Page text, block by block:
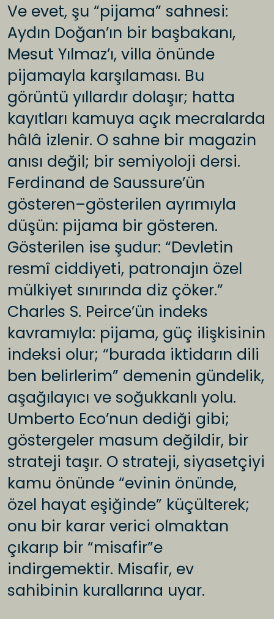
Ve evet, şu “pijama” sahnesi:
Aydın Doğan’ın bir başbakanı,
Mesut Yılmaz’ı, villa önünde
pijamayla karşılaması. Bu
görüntü yıllardır dolaşır; hatta
kayıtları kamuya açık mecralarda
hâlâ izlenir. O sahne bir magazin
anısı değil; bir semiyoloji dersi.
Ferdinand de Saussure’ün
gösteren–gösterilen ayrımıyla
düşün: pijama bir gösteren.
Gösterilen ise şudur: “Devletin
resmî ciddiyeti, patronajın özel
mülkiyet sınırında diz çöker.”
Charles S. Peirce’ün indeks
kavramıyla: pijama, güç ilişkisinin
indeksi olur; “burada iktidarın dili
ben belirlerim” demenin gündelik,
aşağılayıcı ve soğukkanlı yolu.
Umberto Eco’nun dediği gibi;
göstergeler masum değildir, bir
strateji taşır. O strateji, siyasetçiyi
kamu önünde “evinin önünde,
özel hayat eşiğinde” küçülterek;
onu bir karar verici olmaktan
çıkarıp bir “misafir”e
indirgemektir. Misafir, ev
sahibinin kurallarına uyar.